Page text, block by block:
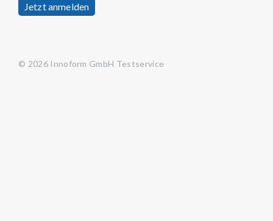
Jetzt anmelden
© 2026 Innoform GmbH Testservice